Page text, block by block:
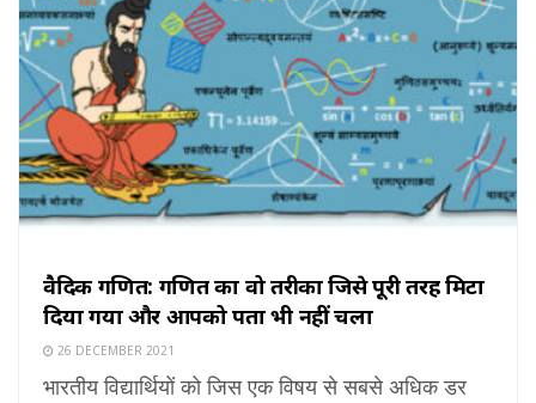
वैदिक गणित: गणित का वो तरीका जिसे पूरी तरह मिटा
दिया गया और आपको पता भी नहीं चला
26 DECEMBER 2021
भारतीय विद्यार्थियों को जिस एक विषय से सबसे अधिक डर